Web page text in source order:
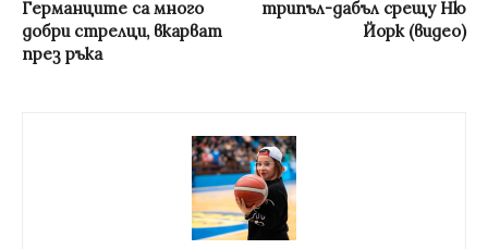
Германците са много
добри стрелци, вкарват
през ръка
трипъл-дабъл срещу Ню
Йорк (видео)